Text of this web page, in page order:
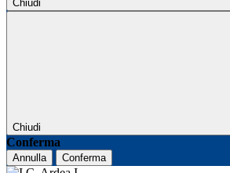
Chiudi
Chiudi
Conferma
Annulla Conferma